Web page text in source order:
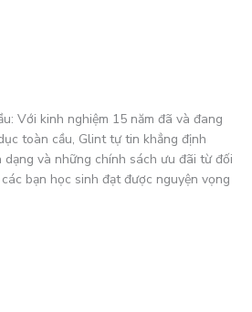
Với kinh nghiệm 15 năm đã và đang
toàn cầu, Glint tự tin khẳng định
và những chính sách ưu đãi từ đối
bạn học sinh đạt được nguyện vọng